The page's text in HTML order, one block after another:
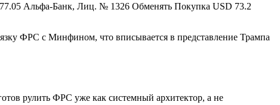
Альфа-Банк, Лиц. № 1326 Обменять Покупка USD 73.2
ФРС с Минфином, что вписывается в представление Трампа
рулить ФРС уже как системный архитектор, а не